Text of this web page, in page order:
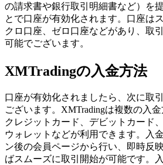
の請求書や銀行取引明細書など）を
とで口座が有効化されます。口座は
クロ口座、ゼロ口座などがあり、取
可能でございます。
XMTradingの入金方法
口座が有効化されましたら、次に取
ございます。XMTradingは複数の入金
クレジットカード、デビットカード
ウォレットなどが利用できます。入
ン後の会員ページから行い、即時反
ばスムーズに取引開始が可能です。